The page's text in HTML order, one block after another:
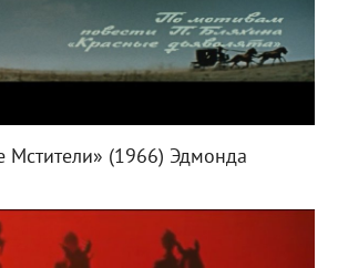
Мстители» (1966) Эдмонда